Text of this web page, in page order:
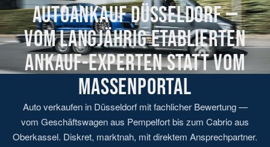
AUTOANKAUF DÜSSELDORF —
VOM LANGJÄHRIG ETABLIERTEN
ANKAUF-EXPERTEN STATT VOM
MASSENPORTAL
Auto verkaufen in Düsseldorf mit fachlicher Bewertung —
vom Geschäftswagen aus Pempelfort bis zum Cabrio aus
Oberkassel. Diskret, marktnah, mit direktem Ansprechpartner.